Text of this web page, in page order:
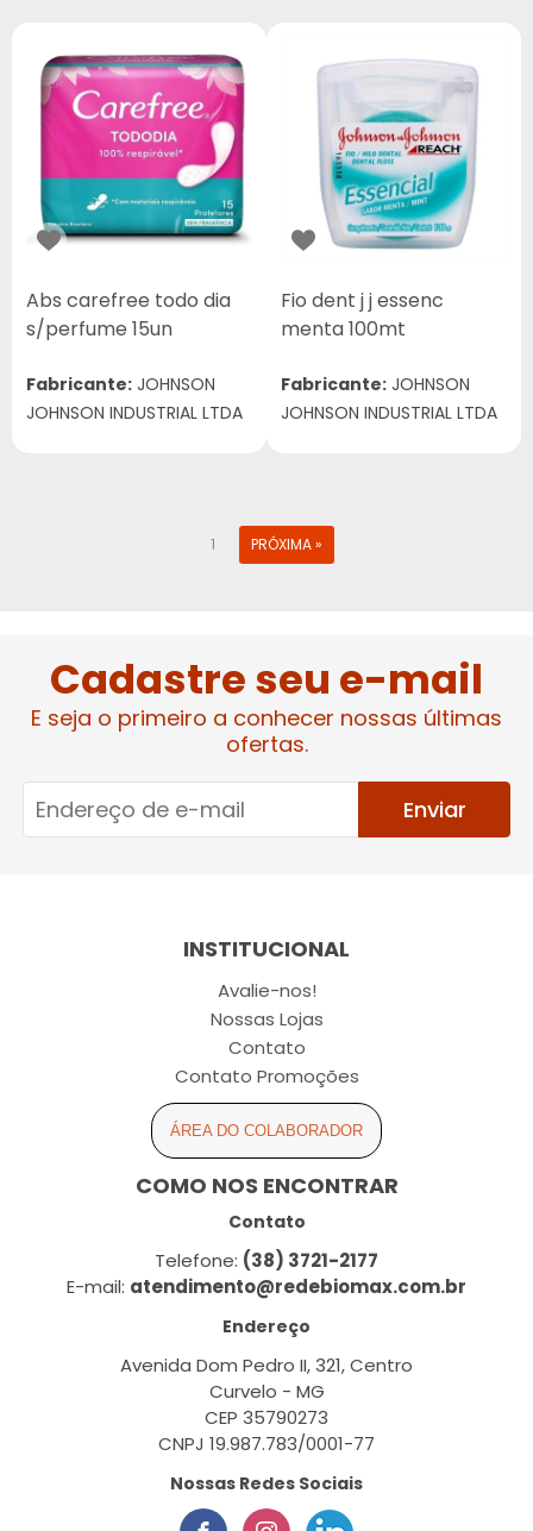
Abs carefree todo dia
s/perfume 15un
Fabricante: JOHNSON
JOHNSON INDUSTRIAL LTDA
Fio dent j j essenc
menta 100mt
Fabricante: JOHNSON
JOHNSON INDUSTRIAL LTDA
1 PRÓXIMA »
Cadastre seu e-mail
E seja o primeiro a conhecer nossas últimas
ofertas.
Enviar
INSTITUCIONAL
Avalie-nos!
Nossas Lojas
Contato
Contato Promoções
ÁREA DO COLABORADOR
COMO NOS ENCONTRAR
Contato
Telefone: (38) 3721-2177
E-mail: atendimento@redebiomax.com.br
Endereço
Avenida Dom Pedro II, 321, Centro
Curvelo - MG
CEP 35790273
CNPJ 19.987.783/0001-77
Nossas Redes Sociais